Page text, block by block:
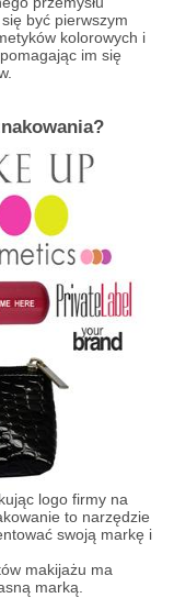
być pierwszym
kolorowych i
im się
logo firmy na
to narzędzie
swoją markę i
makijażu ma
marką.